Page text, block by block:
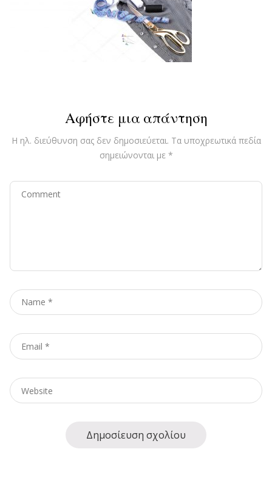
Αφήστε μια απάντηση
Η ηλ. διεύθυνση σας δεν δημοσιεύεται. Τα υποχρεωτικά πεδία
σημειώνονται με *
Comment
Name
Email
Website